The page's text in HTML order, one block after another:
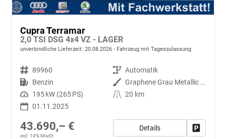
Cupra Terramar
2,0 TSI DSG 4x4 VZ - LAGER
unverbindliche Lieferzeit: 20.08.2026 Fahrzeug mit Tageszulassung
Fahrzeugnr. 89960 Getriebe Automatik
Kraftstoff Benzin Außenfarbe
Graphene Grau Metallic (R6)
Leistung 195 kW (265 PS) Kilometerstand 20 km
01.11.2025
43.690,– €
incl. 19% MwSt.
Details